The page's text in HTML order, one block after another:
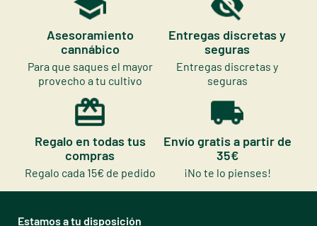
Asesoramiento
cannábico
Para que saques el mayor
provecho a tu cultivo
Entregas discretas y
seguras
Entregas discretas y
seguras
Regalo en todas tus
compras
Regalo cada 15€ de pedido
Envío gratis a partir de
35€
¡No te lo pienses!
Estamos a tu disposición